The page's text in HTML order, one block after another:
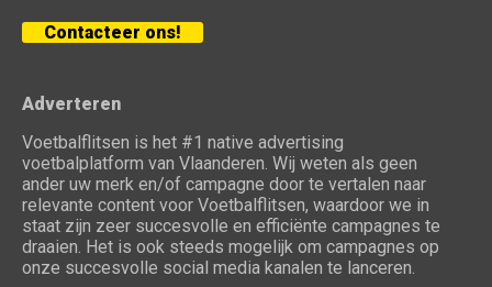
Contacteer ons!
Adverteren
Voetbalflitsen is het #1 native advertising
voetbalplatform van Vlaanderen. Wij weten als geen
ander uw merk en/of campagne door te vertalen naar
relevante content voor Voetbalflitsen, waardoor we in
staat zijn zeer succesvolle en efficiënte campagnes te
draaien. Het is ook steeds mogelijk om campagnes op
onze succesvolle social media kanalen te lanceren.